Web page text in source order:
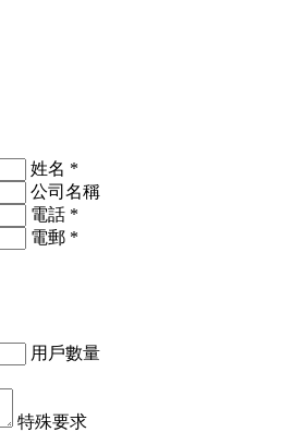
姓名 *
公司名稱
電話 *
電郵 *
用戶數量
特殊要求